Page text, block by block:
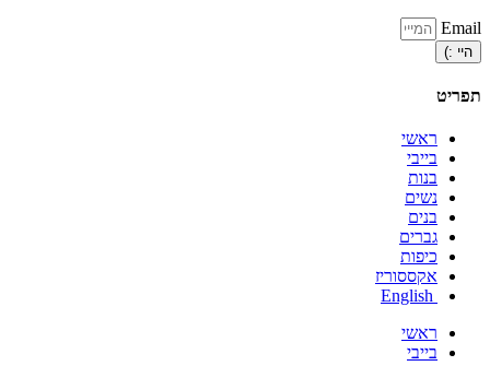
Email
היי :)
תפריט
ראשי
בייבי
בנות
נשים
בנים
גברים
כיפות
אקססוריז
English
ראשי
בייבי